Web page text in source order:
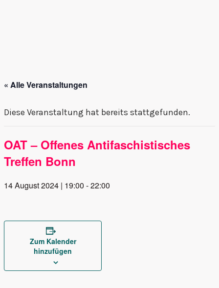
« Alle Veranstaltungen
Diese Veranstaltung hat bereits stattgefunden.
OAT – Offenes Antifaschistisches
Treffen Bonn
14 August 2024 | 19:00 -22:00
Zum Kalender
hinzufügen